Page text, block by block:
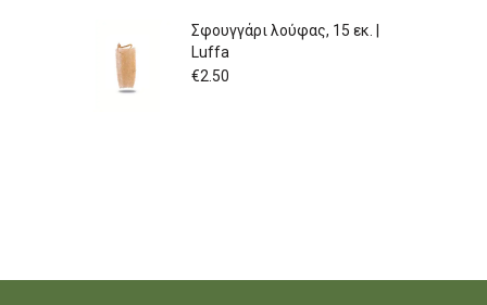
Σφουγγάρι λούφας, 15 εκ. |
Luffa
€2.50